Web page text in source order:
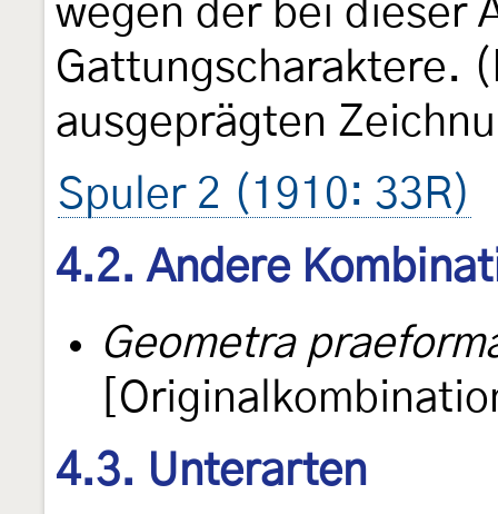
wegen der bei dieser
Gattungscharaktere.
ausgeprägten
Spuler 2 (1910: 33R)
4.2. Andere
Geometra
4.3. Unterarten